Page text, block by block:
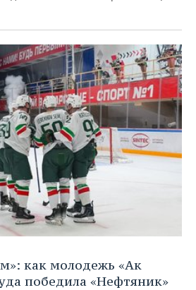
как молодежь «Ак
победила «Нефтяник»